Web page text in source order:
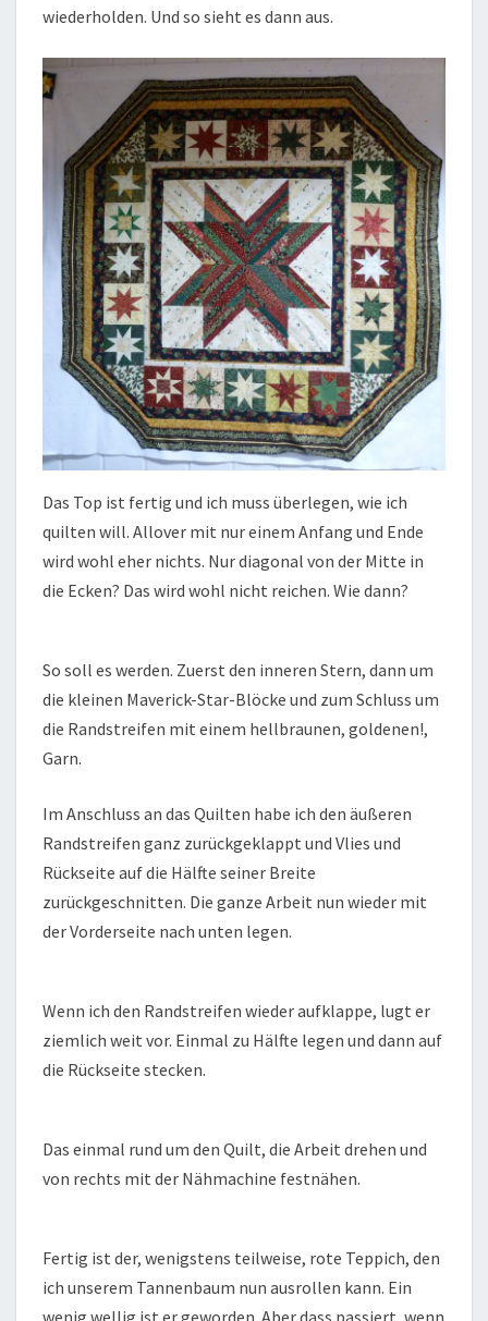
wiederholden. Und so sieht es dann aus.
Das Top ist fertig und ich muss überlegen, wie ich
quilten will. Allover mit nur einem Anfang und Ende
wird wohl eher nichts. Nur diagonal von der Mitte in
die Ecken? Das wird wohl nicht reichen. Wie dann?
So soll es werden. Zuerst den inneren Stern, dann um
die kleinen Maverick-Star-Blöcke und zum Schluss um
die Randstreifen mit einem hellbraunen, goldenen!,
Garn.
Im Anschluss an das Quilten habe ich den äußeren
Randstreifen ganz zurückgeklappt und Vlies und
Rückseite auf die Hälfte seiner Breite
zurückgeschnitten. Die ganze Arbeit nun wieder mit
der Vorderseite nach unten legen.
Wenn ich den Randstreifen wieder aufklappe, lugt er
ziemlich weit vor. Einmal zu Hälfte legen und dann auf
die Rückseite stecken.
Das einmal rund um den Quilt, die Arbeit drehen und
von rechts mit der Nähmachine festnähen.
Fertig ist der, wenigstens teilweise, rote Teppich, den
ich unserem Tannenbaum nun ausrollen kann. Ein
wenig wellig ist er geworden. Aber dass passiert, wenn